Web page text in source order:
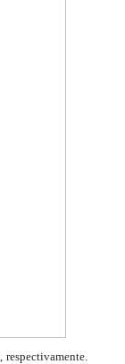
respectivamente.